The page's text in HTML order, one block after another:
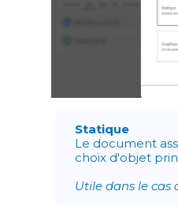
Statique
Le document
choix d'objet
Utile dans le cas